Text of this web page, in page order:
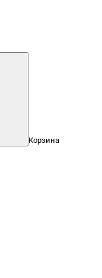
Корзина